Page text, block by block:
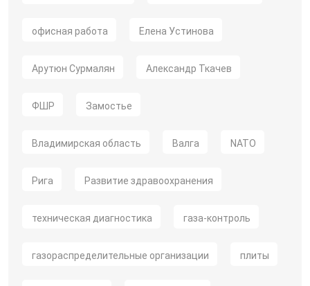
офисная работа Елена Устинова
Арутюн Сурмалян Александр Ткачев
ФШР Замостье
Владимирская область Валга NATO
Рига Развитие здравоохранения
техническая диагностика газа-контроль
газораспределительные организации плиты